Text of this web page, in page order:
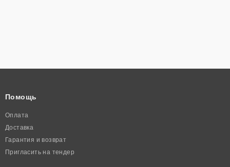
Помощь
Оплата
Доставка
Гарантия и возврат
Пригласить на тендер